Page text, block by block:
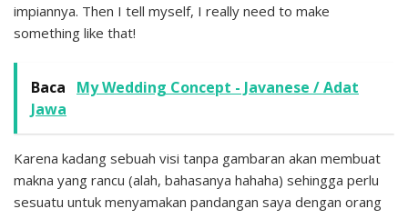
impiannya. Then I tell myself, I really need to make
something like that!
Baca
My Wedding Concept - Javanese / Adat
Jawa
Karena kadang sebuah visi tanpa gambaran akan membuat
makna yang rancu (alah, bahasanya hahaha) sehingga perlu
sesuatu untuk menyamakan pandangan saya dengan orang